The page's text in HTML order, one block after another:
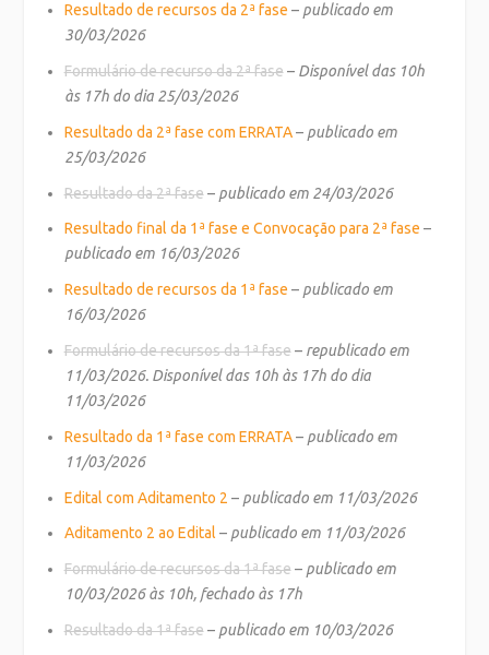
Resultado de recursos da 2ª fase – publicado em
30/03/2026
Formulário de recurso da 2ª fase– Disponível das 10h
às 17h do dia 25/03/2026
Resultado da 2ª fase com ERRATA– publicado em
25/03/2026
Resultado da 2ª fase– publicado em 24/03/2026
Resultado final da 1ª fase e Convocação para 2ª fase –
publicado em 16/03/2026
Resultado de recursos da 1ª fase – publicado em
16/03/2026
Formulário de recursos da 1ª fase– republicado em
11/03/2026. Disponível das 10h às 17h do dia
11/03/2026
Resultado da 1ª fase com ERRATA– publicado em
11/03/2026
Edital com Aditamento 2 – publicado em 11/03/2026
Aditamento 2 ao Edital – publicado em 11/03/2026
Formulário de recursos da 1ª fase– publicado em
10/03/2026 às 10h, fechado às 17h
Resultado da 1ª fase– publicado em 10/03/2026